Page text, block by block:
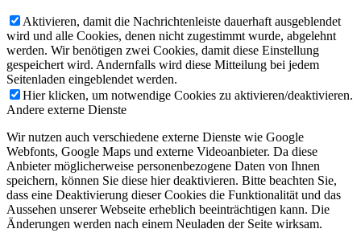
Aktivieren, damit die Nachrichtenleiste dauerhaft ausgeblendet
wird und alle Cookies, denen nicht zugestimmt wurde, abgelehnt
werden. Wir benötigen zwei Cookies, damit diese Einstellung
gespeichert wird. Andernfalls wird diese Mitteilung bei jedem
Seitenladen eingeblendet werden.
Hier klicken, um notwendige Cookies zu aktivieren/deaktivieren.
Andere externe Dienste
Wir nutzen auch verschiedene externe Dienste wie Google
Webfonts, Google Maps und externe Videoanbieter. Da diese
Anbieter möglicherweise personenbezogene Daten von Ihnen
speichern, können Sie diese hier deaktivieren. Bitte beachten Sie,
dass eine Deaktivierung dieser Cookies die Funktionalität und das
Aussehen unserer Webseite erheblich beeinträchtigen kann. Die
Änderungen werden nach einem Neuladen der Seite wirksam.